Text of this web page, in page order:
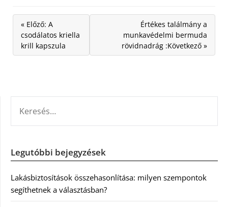
« Előző: A
csodálatos kriella
krill kapszula
Értékes találmány a
munkavédelmi bermuda
rövidnadrág :Következő »
Legutóbbi bejegyzések
Lakásbiztosítások összehasonlítása: milyen szempontok
segíthetnek a választásban?